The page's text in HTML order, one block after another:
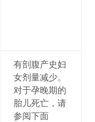
有剖腹产史妇
女剂量减少。
对于孕晚期的
胎儿死亡，请
参阅下面